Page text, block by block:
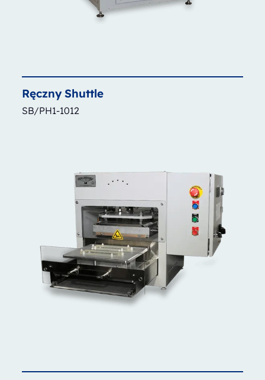
RęcznyShuttle
SB/PH1-1012